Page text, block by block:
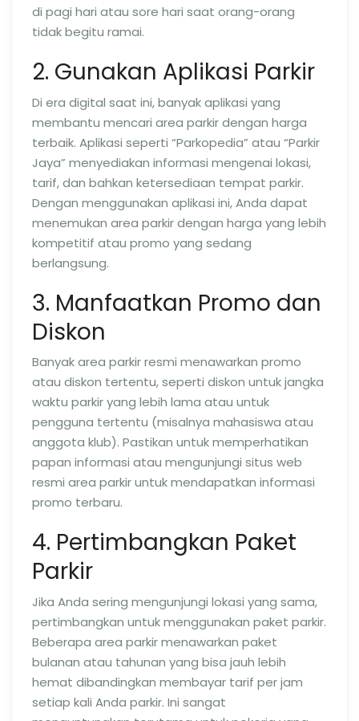
di pagi hari atau sore hari saat orang-orang
tidak begitu ramai.
2. Gunakan Aplikasi Parkir
Di era digital saat ini, banyak aplikasi yang
membantu mencari area parkir dengan harga
terbaik. Aplikasi seperti “Parkopedia” atau “Parkir
Jaya” menyediakan informasi mengenai lokasi,
tarif, dan bahkan ketersediaan tempat parkir.
Dengan menggunakan aplikasi ini, Anda dapat
menemukan area parkir dengan harga yang lebih
kompetitif atau promo yang sedang
berlangsung.
3. Manfaatkan Promo dan
Diskon
Banyak area parkir resmi menawarkan promo
atau diskon tertentu, seperti diskon untuk jangka
waktu parkir yang lebih lama atau untuk
pengguna tertentu (misalnya mahasiswa atau
anggota klub). Pastikan untuk memperhatikan
papan informasi atau mengunjungi situs web
resmi area parkir untuk mendapatkan informasi
promo terbaru.
4. Pertimbangkan Paket
Parkir
Jika Anda sering mengunjungi lokasi yang sama,
pertimbangkan untuk menggunakan paket parkir.
Beberapa area parkir menawarkan paket
bulanan atau tahunan yang bisa jauh lebih
hemat dibandingkan membayar tarif per jam
setiap kali Anda parkir. Ini sangat